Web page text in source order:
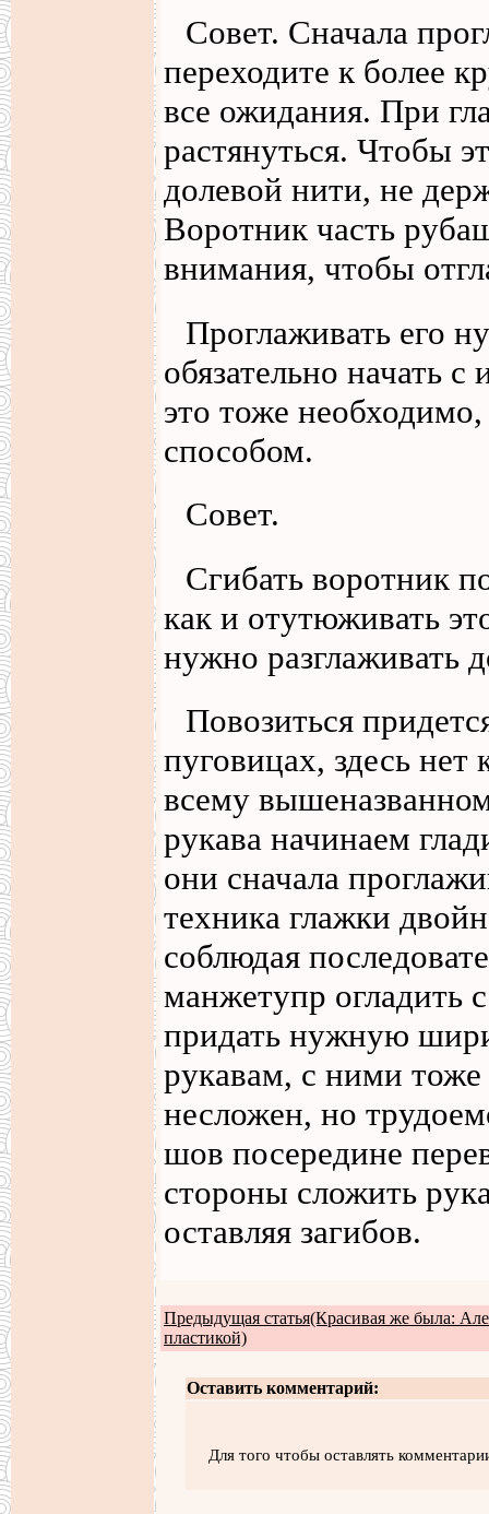
Совет. Сначала
переходите к более
все ожидания. При
растянуться. Чтобы
долевой нити, не
Воротник часть
внимания, чтобы
Проглаживать его
обязательно начать
это тоже
способом.
Совет.
Сгибать воротник
как и отутюживать
нужно разглаживать
Повозиться
пуговицах, здесь
всему
рукава начинаем
они сначала
техника глажки
соблюдая
манжетупр огладить
придать нужную
рукавам, с ними тоже
несложен, но
шов посередине
стороны сложить
оставляя загибов.
Предыдущая статья(Красивая же была:
пластикой)
Оставить комментарий:
Для того чтобы оставлять